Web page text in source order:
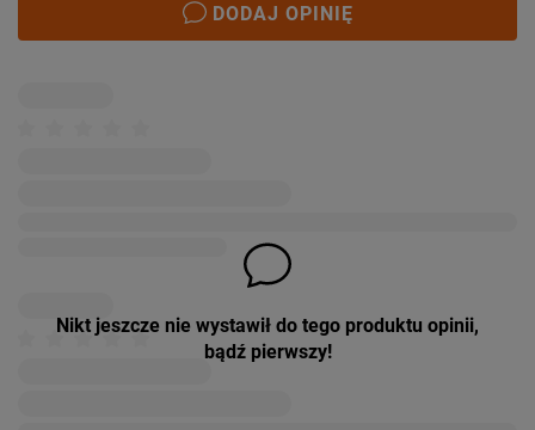
DODAJ OPINIĘ
Nikt jeszcze nie wystawił do tego produktu opinii,
bądź pierwszy!